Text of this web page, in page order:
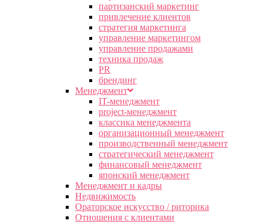
партизанский маркетинг
привлечение клиентов
стратегия маркетинга
управление маркетингом
управление продажами
техника продаж
PR
брендинг
Менеджмент
IT-менеджмент
project-менеджмент
классика менеджмента
организационный менеджмент
производственный менеджмент
стратегический менеджмент
финансовый менеджмент
японский менеджмент
Менеджмент и кадры
Недвижимость
Ораторское искусство / риторика
Отношения с клиентами